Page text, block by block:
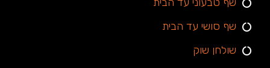
שף סושי עד הבית
שולחן שוק